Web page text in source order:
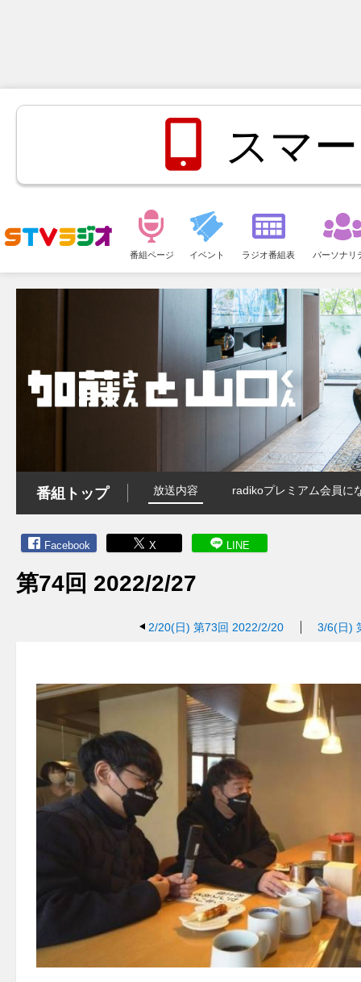
スマ
ュ
番組ページ イベント ラジオ番組表 パーソナリ
番組トップ 放送内容 radikoプレミアム会員に
Facebook X LINE
第74回 2022/2/27
2/20(日) 第73回 2022/2/20 3/6(日)